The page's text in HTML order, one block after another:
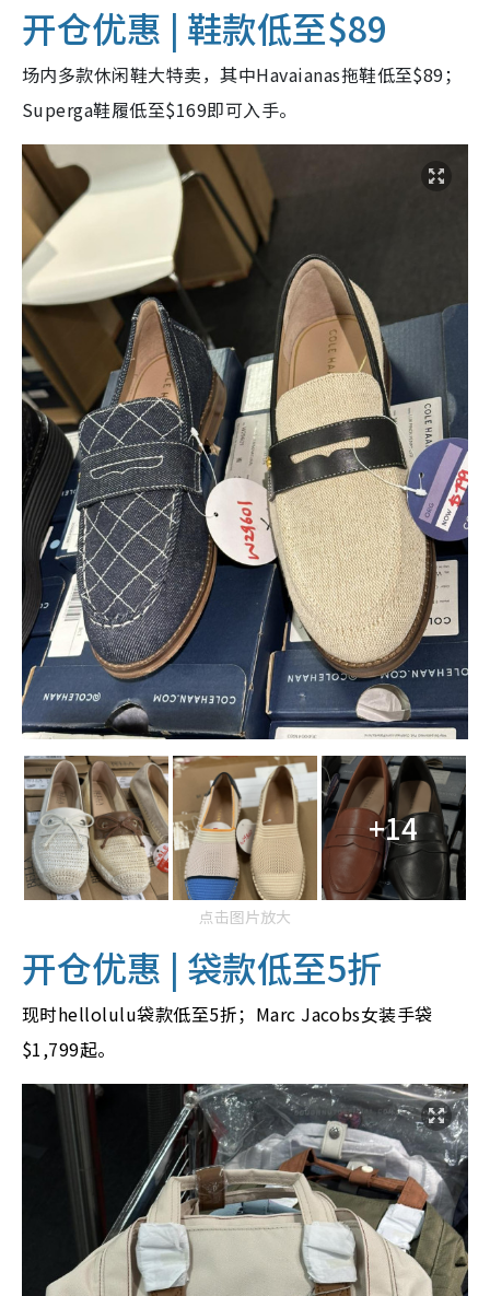
开仓优惠 | 鞋款低至$89
场内多款休闲鞋大特卖，其中Havaianas拖鞋低至$89；
Superga鞋履低至$169即可入手。
+14
点击图片放大
开仓优惠 | 袋款低至5折
现时hellolulu袋款低至5折；Marc Jacobs女装手袋
$1,799起。